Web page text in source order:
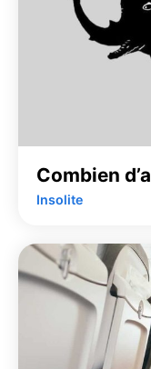
Combien
Insolite